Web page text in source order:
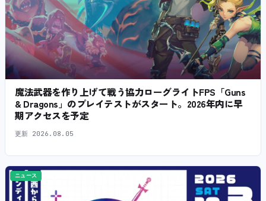
魔法武器を作り上げて戦う協力ローグライトFPS「Guns
& Dragons」のプレイテストがスタート。2026年内に早
期アクセスを予定
更新 2026.08.05
ニュース